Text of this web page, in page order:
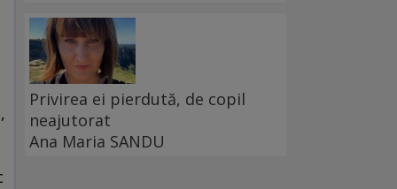
Privirea ei pierdută, de copil
neajutorat
Ana Maria SANDU